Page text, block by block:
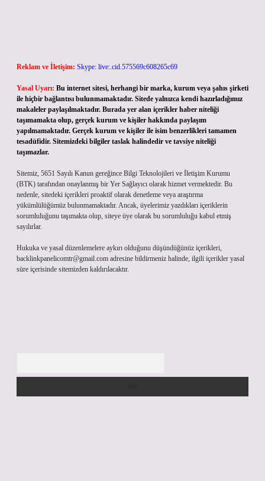
Reklam ve İletişim: Skype: live:.cid.575569c608265c69
Yasal Uyarı: Bu internet sitesi, herhangi bir marka, kurum veya şahıs şirketi
ile hiçbir bağlantısı bulunmamaktadır. Sitede yalnızca kendi hazırladığımız
makaleler paylaşılmaktadır. Burada yer alan içerikler haber niteliği
taşımamakta olup, gerçek kurum ve kişiler hakkında paylaşım
yapılmamaktadır. Gerçek kurum ve kişiler ile isim benzerlikleri tamamen
tesadüfidir. Sitemizdeki bilgiler taslak halindedir ve tavsiye niteliği
taşımazlar.
Sitemiz, 5651 Sayılı Kanun gereğince Bilgi Teknolojileri ve İletişim Kurumu
(BTK) tarafından onaylanmış bir Yer Sağlayıcı olarak hizmet vermektedir. Bu
nedenle, sitedeki içerikleri proaktif olarak denetleme veya araştırma
yükümlülüğümüz bulunmamaktadır. Ancak, üyelerimiz yazdıkları içeriklerin
sorumluluğunu taşımakta olup, siteye üye olarak bu sorumluluğu kabul etmiş
sayılırlar.
Hukuka ve yasal düzenlemelere aykırı olduğunu düşündüğünüz içerikleri,
backlinkpanelicomtr@gmail.com adresine bildirmeniz halinde, ilgili içerikler yasal
süre içerisinde sitemizden kaldırılacaktır.